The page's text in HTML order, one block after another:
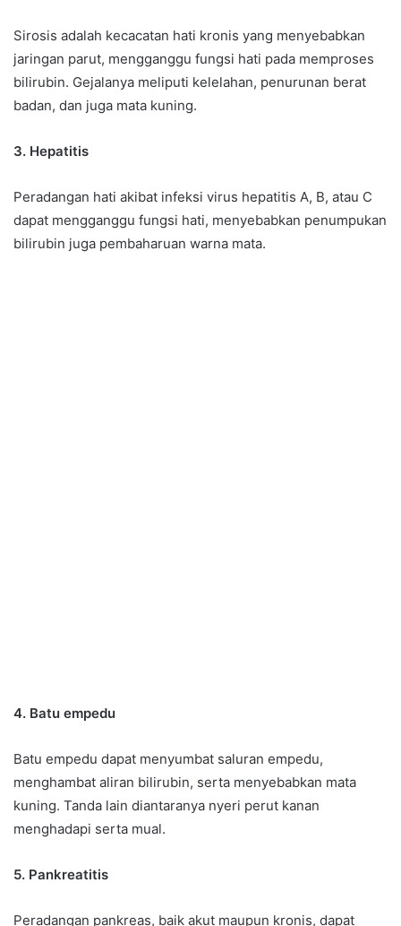
Sirosis adalah kecacatan hati kronis yang menyebabkan
jaringan parut, mengganggu fungsi hati pada memproses
bilirubin. Gejalanya meliputi kelelahan, penurunan berat
badan, dan juga mata kuning.
3. Hepatitis
Peradangan hati akibat infeksi virus hepatitis A, B, atau C
dapat mengganggu fungsi hati, menyebabkan penumpukan
bilirubin juga pembaharuan warna mata.
4. Batu empedu
Batu empedu dapat menyumbat saluran empedu,
menghambat aliran bilirubin, serta menyebabkan mata
kuning. Tanda lain diantaranya nyeri perut kanan
menghadapi serta mual.
5. Pankreatitis
Peradangan pankreas, baik akut maupun kronis, dapat